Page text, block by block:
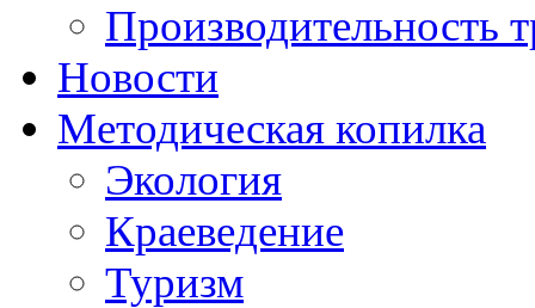
Производительность
Новости
Методическая копилка
Экология
Краеведение
Туризм